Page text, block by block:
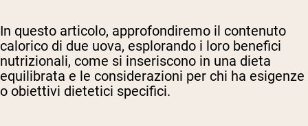
In questo articolo, approfondiremo il contenuto
calorico di due uova, esplorando i loro benefici
nutrizionali, come si inseriscono in una dieta
equilibrata e le considerazioni per chi ha esigenze
o obiettivi dietetici specifici.